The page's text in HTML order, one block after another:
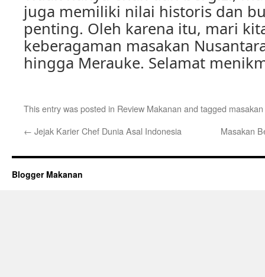
juga memiliki nilai historis dan
penting. Oleh karena itu, mari
keberagaman masakan
hingga Merauke. Selamat
This entry was posted in Review Makanan and tagged
← Jejak Karier Chef Dunia Asal Indonesia Masakan
Blogger Makanan